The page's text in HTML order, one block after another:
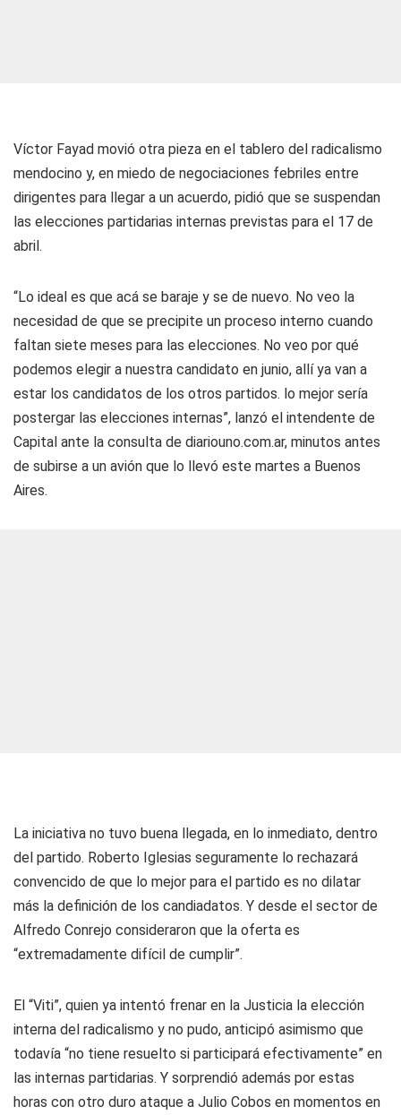
Víctor Fayad movió otra pieza en el tablero del radicalismo
mendocino y, en miedo de negociaciones febriles entre
dirigentes para llegar a un acuerdo, pidió que se suspendan
las elecciones partidarias internas previstas para el 17 de
abril.
“Lo ideal es que acá se baraje y se de nuevo. No veo la
necesidad de que se precipite un proceso interno cuando
faltan siete meses para las elecciones. No veo por qué
podemos elegir a nuestra candidato en junio, allí ya van a
estar los candidatos de los otros partidos. lo mejor sería
postergar las elecciones internas”, lanzó el intendente de
Capital ante la consulta de diariouno.com.ar, minutos antes
de subirse a un avión que lo llevó este martes a Buenos
Aires.
La iniciativa no tuvo buena llegada, en lo inmediato, dentro
del partido. Roberto Iglesias seguramente lo rechazará
convencido de que lo mejor para el partido es no dilatar
más la definición de los candiadatos. Y desde el sector de
Alfredo Conrejo consideraron que la oferta es
“extremadamente difícil de cumplir”.
El “Viti”, quien ya intentó frenar en la Justicia la elección
interna del radicalismo y no pudo, anticipó asimismo que
todavía “no tiene resuelto si participará efectivamente” en
las internas partidarias. Y sorprendió además por estas
horas con otro duro ataque a Julio Cobos en momentos en